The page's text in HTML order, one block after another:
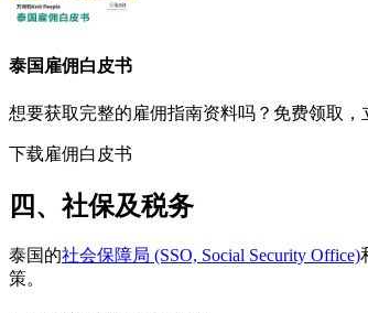
泰国 雇佣白皮书
想要获取完整的雇佣指南资料吗？免费领取，
下载雇佣白皮书
四、社保及税务
泰国的社会保障局 (SSO, Social Security Office)
策。